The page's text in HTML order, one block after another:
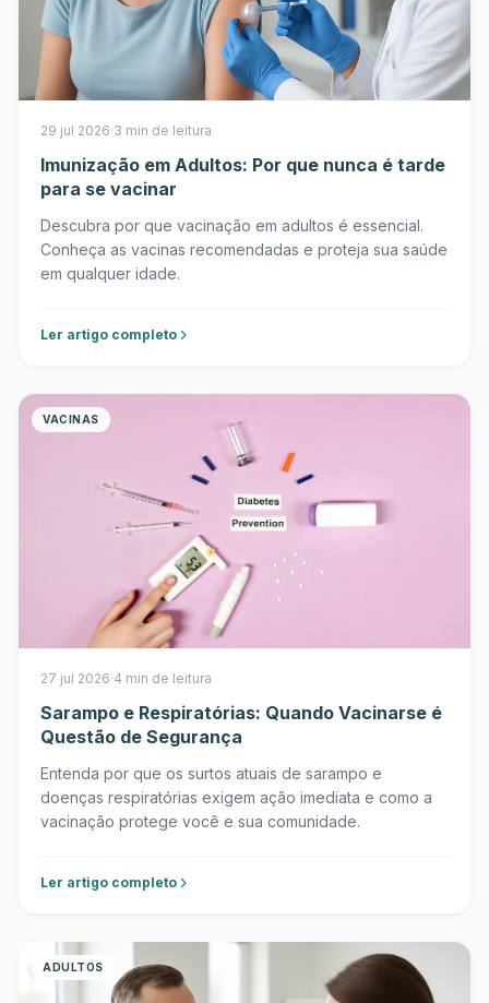
29 jul 2026·3 min de leitura
Imunização em Adultos: Por que nunca é tarde
para se vacinar
Descubra por que vacinação em adultos é essencial.
Conheça as vacinas recomendadas e proteja sua saúde
em qualquer idade.
Ler artigo completo
VACINAS
27 jul 2026·4 min de leitura
Sarampo e Respiratórias: Quando Vacinarse é
Questão de Segurança
Entenda por que os surtos atuais de sarampo e
doenças respiratórias exigem ação imediata e como a
vacinação protege você e sua comunidade.
Ler artigo completo
ADULTOS